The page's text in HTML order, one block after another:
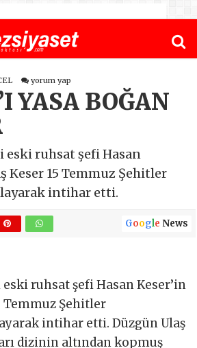
yorum yap
YASA BOĞAN
eski ruhsat şefi Hasan
Keser 15 Temmuz Şehitler
intihar etti.
Google News
eski ruhsat şefi Hasan Keser’in
Temmuz Şehitler
intihar etti. Düzgün Ulaş
dizinin altından kopmuş